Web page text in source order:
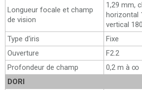
Longueur focale et champ
de vision
1,29 mm,
horizontal
vertical
Type d'iris
Fixe
Ouverture
F2.2
Profondeur de champ
0,2 m à ∞
DORI